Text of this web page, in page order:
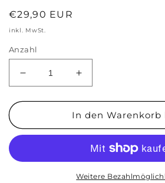
Normaler
Preis
€29,90 EUR
inkl. MwSt.
Anzahl
Verringere
die
Menge
Pippi
teiliges
Erhöhe
die
Menge
für
Pippi
Langstrumpf
teiliges
Essensset
In den Warenkorb
Weitere